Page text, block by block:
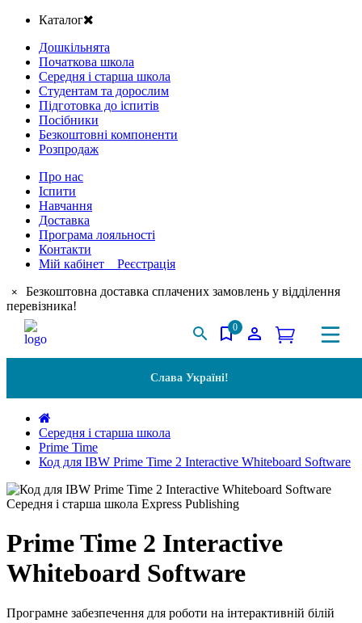
Каталог
Дошкільнята
Початкова школа
Середня і старша школа
Студентам та дорослим
Підготовка до іспитів
Посібники
Безкоштовні компоненти
Розпродаж
Про нас
Іспити
Навчання
Доставка
Програма лояльності
Контакти
Мій кабінет Реєстрація
×
Безкоштовна доставка сплачених замовлень у відділення
перевізника!
0
Слава Україні!
Середня і старша школа
Prime Time
Код для IBW Prime Time 2 Interactive Whiteboard Software
Prime Time 2 Interactive
Whiteboard Software
Програмне забезпечення для роботи на інтерактивній білій